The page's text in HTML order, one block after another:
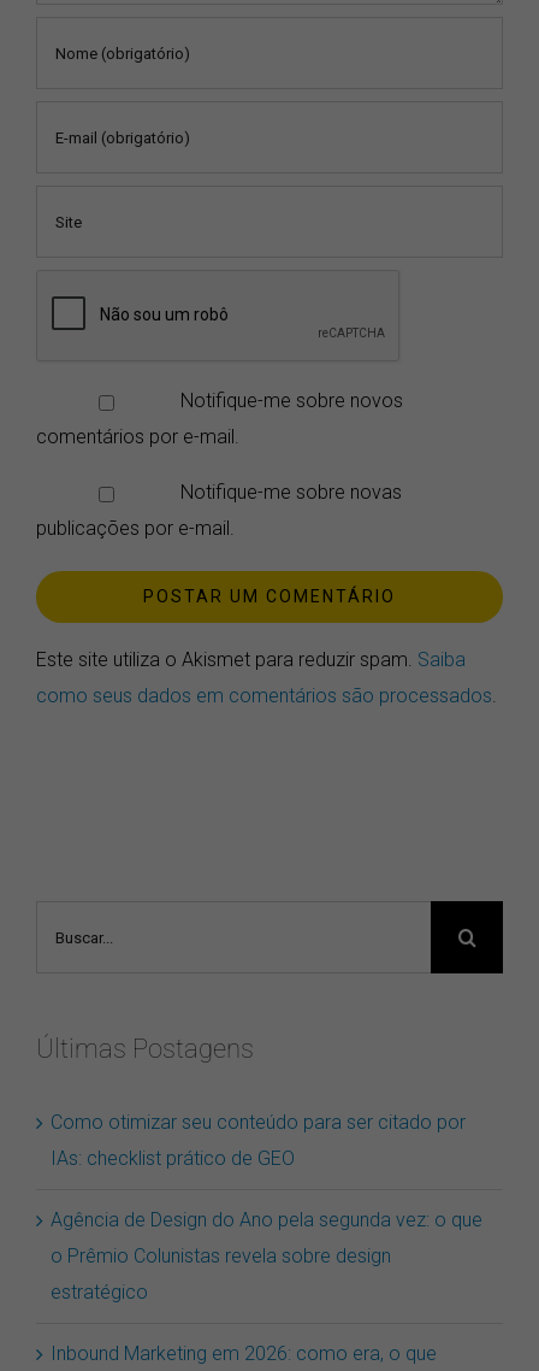
Notifique-me sobre novos
comentários por e-mail.
Notifique-me sobre novas
publicações por e-mail.
Este site utiliza o Akismet para reduzir spam. Saiba
como seus dados em comentários são processados.
Últimas Postagens
Como otimizar seu conteúdo para ser citado por
IAs: checklist prático de GEO
Agência de Design do Ano pela segunda vez: o que
o Prêmio Colunistas revela sobre design
estratégico
Inbound Marketing em 2026: como era, o que